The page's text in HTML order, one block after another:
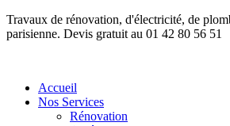
Travaux de rénovation, d'électricité, de
parisienne. Devis gratuit au 01 42 80 56 51
Accueil
Nos Services
Rénovation